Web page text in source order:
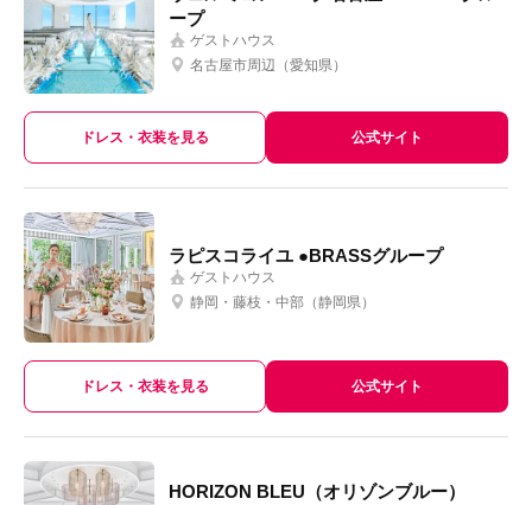
ープ
ゲストハウス
名古屋市周辺（愛知県）
ドレス・衣装を見る 公式サイト
ラピスコライユ ●BRASSグループ
ゲストハウス
静岡・藤枝・中部（静岡県）
ドレス・衣装を見る 公式サイト
HORIZON BLEU（オリゾンブルー）